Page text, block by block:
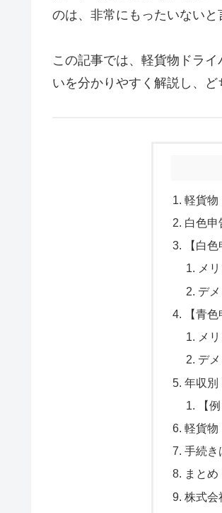
のは、非常にもったいないと
この記事では、軽貨物ドラ
いを分かりやすく解説し、ど
軽貨物
白色申
【白
メ
デ
【青
メ
デ
年収別
【
軽貨物
手続き
まと
株式会